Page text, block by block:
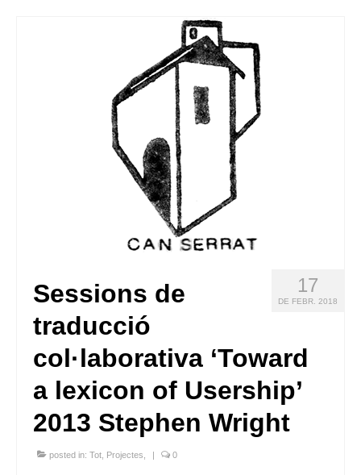
17
DE FEBR. 2018
Sessions de
traducció
col·laborativa ‘Toward
a lexicon of Usership’
2013 Stephen Wright
posted in: Tot Projectes | 0